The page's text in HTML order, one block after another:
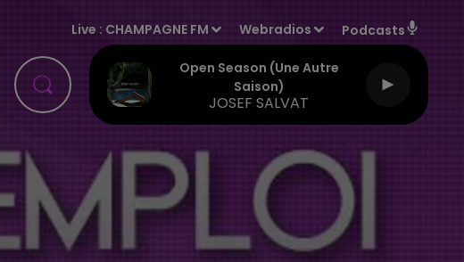
Live : CHAMPAGNE FM Webradios Podcasts
Open Season (une Autre
Saison)
JOSEF SALVAT